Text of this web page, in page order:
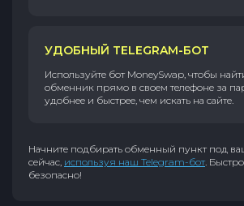
УДОБНЫЙ TELEGRAM-БОТ
Используйте бот MoneySwap, чтобы
обменник прямо в своем телефоне за
удобнее и быстрее, чем искать на сайте.
Начните подбирать обменный пункт под
сейчас, используя наш Telegram-бот.
безопасно!